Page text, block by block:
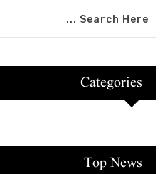
Categories
Top News